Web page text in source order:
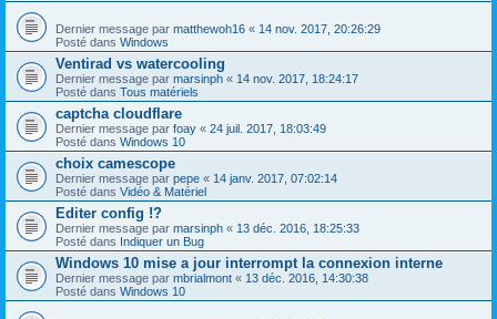
Dernier message par matthewoh16 « 14 nov. 2017, 20:26:29
Posté dans Windows
Ventirad vs watercooling
Dernier message par marsinph « 14 nov. 2017, 18:24:17
Posté dans Tous matériels
captcha cloudflare
Dernier message par foay « 24 juil. 2017, 18:03:49
Posté dans Windows 10
choix camescope
Dernier message par pepe « 14 janv. 2017, 07:02:14
Posté dans Vidéo & Matériel
Editer config !?
Dernier message par marsinph « 13 déc. 2016, 18:25:33
Posté dans Indiquer un Bug
Windows 10 mise a jour interrompt la connexion interne
Dernier message par mbrialmont « 13 déc. 2016, 14:30:38
Posté dans Windows 10